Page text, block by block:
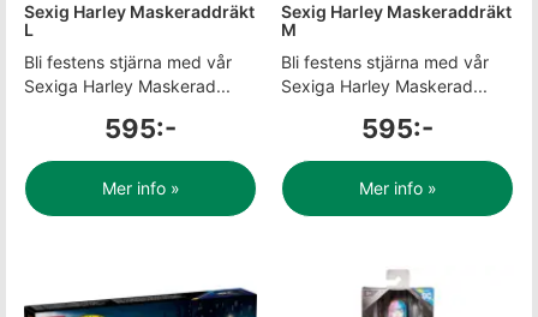
Sexig Harley Maskeraddräkt
L
Bli festens stjärna med vår
Sexiga Harley Maskerad...
595:-
Mer info »
Sexig Harley Maskeraddräkt
M
Bli festens stjärna med vår
Sexiga Harley Maskerad...
595:-
Mer info »